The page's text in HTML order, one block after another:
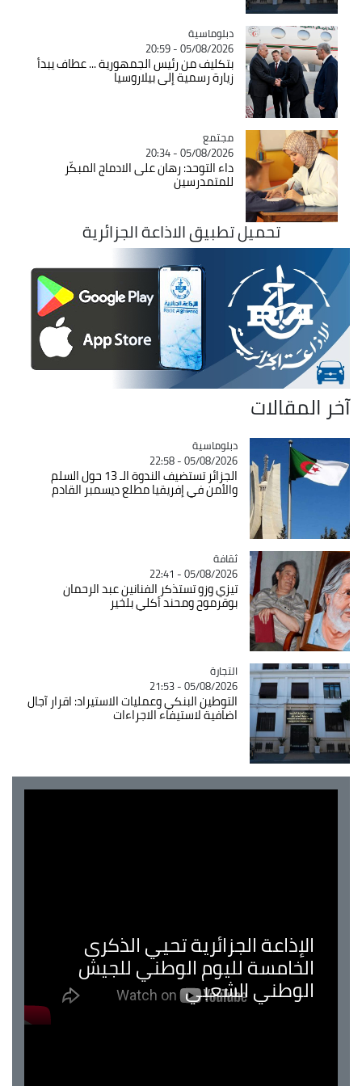
Catégorie
دبلوماسية
05/08/2026 - 20:59
بتكليف من رئيس الجمهورية ... عطاف يبدأ
زيارة رسمية إلى بيلاروسيا
Catégorie
مجتمع
05/08/2026 - 20:34
داء التوحد: رهان على الادماج المبكّر
للمتمدرسين
تحميل تطبيق الاذاعة الجزائرية
آخر المقالات
Catégorie
دبلوماسية
05/08/2026 - 22:58
الجزائر تستضيف الندوة الـ 13 حول السلم
والأمن في إفريقيا مطلع ديسمبر القادم
Catégorie
ثقافة
05/08/2026 - 22:41
تيزي وزو تستذكر الفنانين عبد الرحمان
بوقرموح ومحند أكلي بلخير
Catégorie
التجارة
05/08/2026 - 21:53
التوطين البنكي وعمليات الاستيراد: اقرار آجال
اضافية لاستيفاء الاجراءات
الإذاعة الجزائرية تحيي الذكرى
الخامسة لليوم الوطني للجيش
الوطني الشعبي